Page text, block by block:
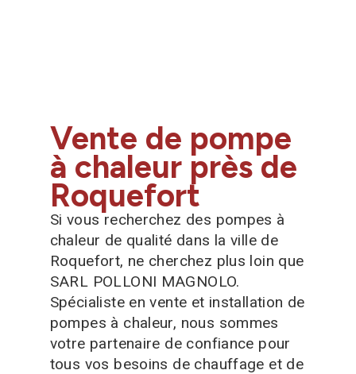
Vente de pompe
à chaleur près de
Roquefort
Si vous recherchez des pompes à
chaleur de qualité dans la ville de
Roquefort, ne cherchez plus loin que
SARL POLLONI MAGNOLO.
Spécialiste en vente et installation de
pompes à chaleur, nous sommes
votre partenaire de confiance pour
tous vos besoins de chauffage et de